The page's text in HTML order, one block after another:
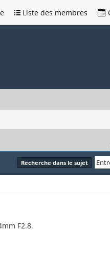
Liste des membres
Recherche dans le sujet
F2.8.